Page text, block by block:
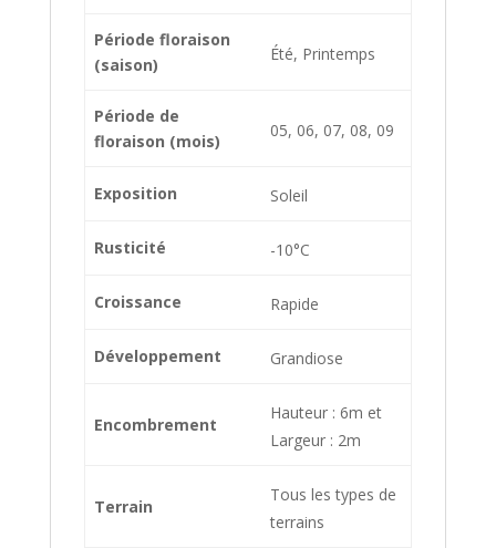
Période floraison
(saison)
Été, Printemps
Période de
floraison (mois)
05, 06, 07, 08, 09
Exposition Soleil
Rusticité -10°C
Croissance Rapide
Développement Grandiose
Encombrement
Hauteur : 6m et
Largeur : 2m
Terrain
Tous les types de
terrains